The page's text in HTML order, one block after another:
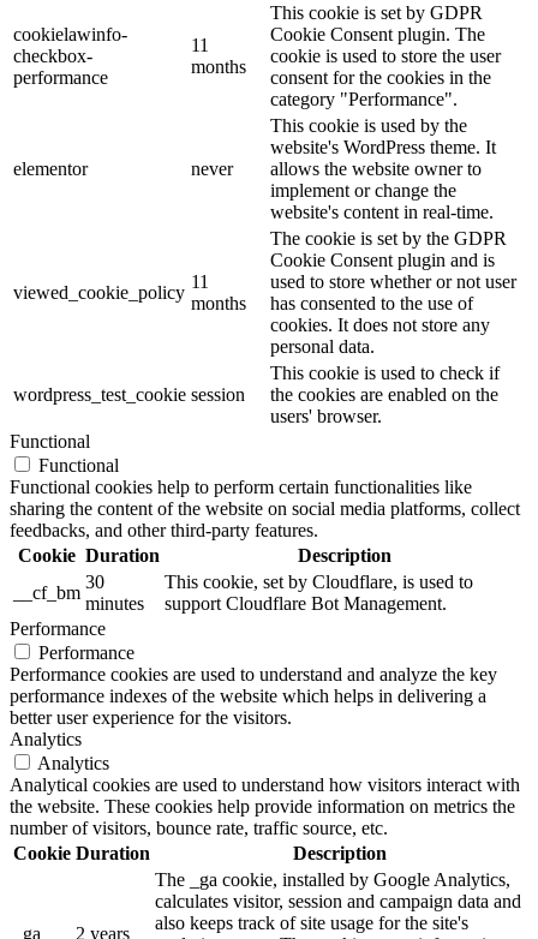
cookielawinfo-
checkbox-
performance
11
months
This cookie is set by GDPR
Cookie Consent plugin. The
cookie is used to store the user
consent for the cookies in the
category "Performance".
elementor never
This cookie is used by the
website's WordPress theme. It
allows the website owner to
implement or change the
website's content in real-time.
viewed_cookie_policy
11
months
The cookie is set by the GDPR
Cookie Consent plugin and is
used to store whether or not user
has consented to the use of
cookies. It does not store any
personal data.
wordpress_test_cookie session
This cookie is used to check if
the cookies are enabled on the
users' browser.
Functional
Functional
Functional cookies help to perform certain functionalities like
sharing the content of the website on social media platforms, collect
feedbacks, and other third-party features.
Cookie Duration
Description
__cf_bm
30
minutes
This cookie, set by Cloudflare, is used to
support Cloudflare Bot Management.
Performance
Performance
Performance cookies are used to understand and analyze the key
performance indexes of the website which helps in delivering a
better user experience for the visitors.
Analytics
Analytics
Analytical cookies are used to understand how visitors interact with
the website. These cookies help provide information on metrics the
number of visitors, bounce rate, traffic source, etc.
Cookie Duration Description
_ga 2 years
The _ga cookie, installed by Google Analytics,
calculates visitor, session and campaign data and
also keeps track of site usage for the site's